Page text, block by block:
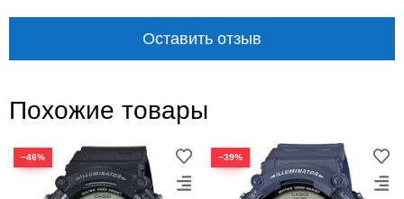
Оставить отзыв
Похожие товары
−46% −39%